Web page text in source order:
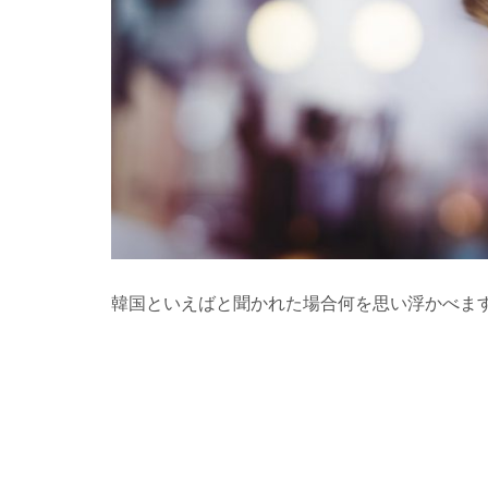
韓国といえばと聞かれた場合何を思い浮かべま